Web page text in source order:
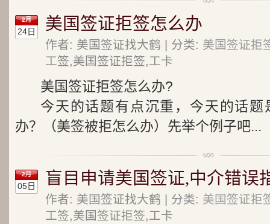
2月
24日 美国签证拒签怎么办
作者: 美国签证找大鹤 | 分类: 美国签证拒
工签,美国签证拒签,工卡
美国签证拒签怎么办?
今天的话题有点沉重，今天的话
办？（美签被拒怎么办）先举个例子吧...
2月
05日 盲目申请美国签证,中介错误
作者: 美国签证找大鹤 | 分类: 美国签证拒
工签,美国签证拒签,工卡